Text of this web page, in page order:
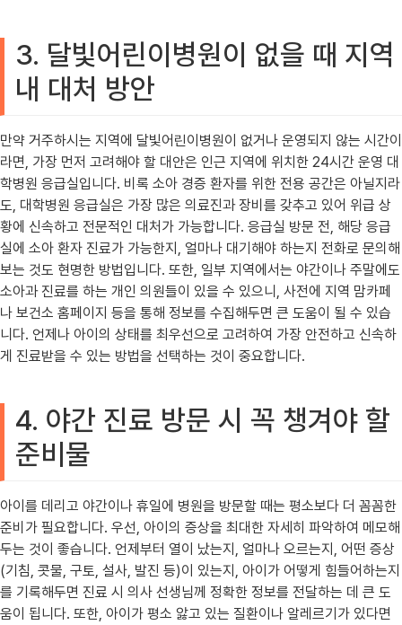
3. 달빛어린이병원이 없을 때 지역
내 대처 방안
만약 거주하시는 지역에 달빛어린이병원이 없거나 운영되지 않는 시간이
라면, 가장 먼저 고려해야 할 대안은 인근 지역에 위치한 24시간 운영 대
학병원 응급실입니다. 비록 소아 경증 환자를 위한 전용 공간은 아닐지라
도, 대학병원 응급실은 가장 많은 의료진과 장비를 갖추고 있어 위급 상
황에 신속하고 전문적인 대처가 가능합니다. 응급실 방문 전, 해당 응급
실에 소아 환자 진료가 가능한지, 얼마나 대기해야 하는지 전화로 문의해
보는 것도 현명한 방법입니다. 또한, 일부 지역에서는 야간이나 주말에도
소아과 진료를 하는 개인 의원들이 있을 수 있으니, 사전에 지역 맘카페
나 보건소 홈페이지 등을 통해 정보를 수집해두면 큰 도움이 될 수 있습
니다. 언제나 아이의 상태를 최우선으로 고려하여 가장 안전하고 신속하
게 진료받을 수 있는 방법을 선택하는 것이 중요합니다.
4. 야간 진료 방문 시 꼭 챙겨야 할
준비물
아이를 데리고 야간이나 휴일에 병원을 방문할 때는 평소보다 더 꼼꼼한
준비가 필요합니다. 우선, 아이의 증상을 최대한 자세히 파악하여 메모해
두는 것이 좋습니다. 언제부터 열이 났는지, 얼마나 오르는지, 어떤 증상
(기침, 콧물, 구토, 설사, 발진 등)이 있는지, 아이가 어떻게 힘들어하는지
를 기록해두면 진료 시 의사 선생님께 정확한 정보를 전달하는 데 큰 도
움이 됩니다. 또한, 아이가 평소 앓고 있는 질환이나 알레르기가 있다면